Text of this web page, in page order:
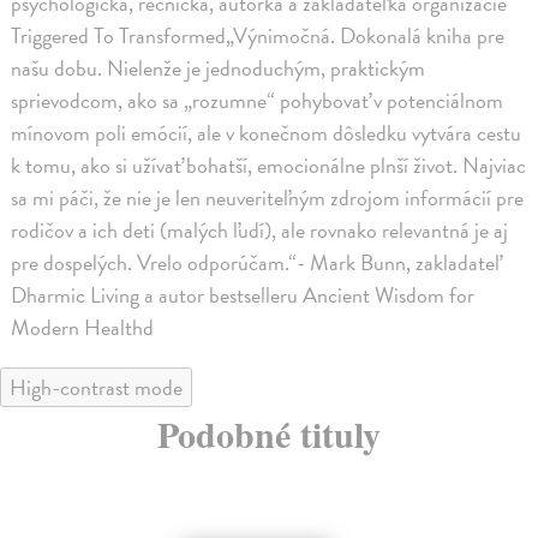
Triggered To Transformed„Výnimočná. Dokonalá kniha pre
našu dobu. Nielenže je jednoduchým, praktickým
sprievodcom, ako sa „rozumne“ pohybovať v potenciálnom
mínovom poli emócií, ale v konečnom dôsledku vytvára cestu
k tomu, ako si užívať bohatší, emocionálne plnší život. Najviac
sa mi páči, že nie je len neuveriteľným zdrojom informácií pre
rodičov a ich deti (malých ľudí), ale rovnako relevantná je aj
pre dospelých. Vrelo odporúčam.“- Mark Bunn, zakladateľ
Dharmic Living a autor bestselleru Ancient Wisdom for
Modern Healthd
High-contrast mode
Podobné tituly